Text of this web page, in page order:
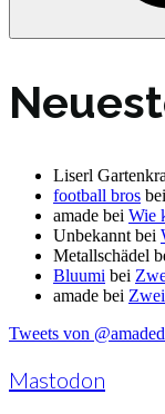
Liserl
football bros bei
amade bei Wie
Unbekannt bei
Metallschädel
Bluumi bei
amade bei
Tweets von
Mastodon